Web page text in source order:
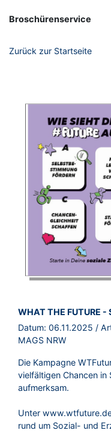
Broschürenservice
Zurück zur Startseite
BROSCHÜRE:
WHAT THE FUTURE
Datum: 06.11.2025 /
MAGS NRW
Die Kampagne
vielfältigen Chancen
aufmerksam.
Unter
rund um Sozial- und